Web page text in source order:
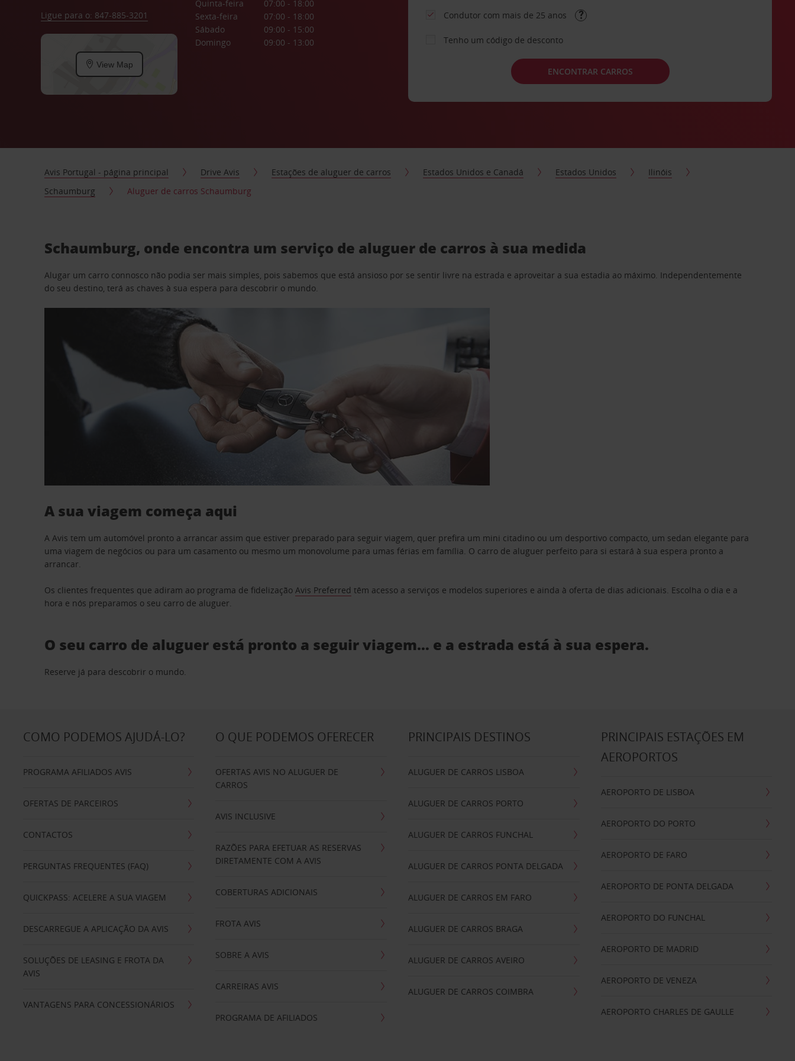
Ligue para o: 847-885-3201
View Map
Quinta-feira
07:00 - 18:00
Sexta-feira
07:00 - 18:00
Sábado
09:00 - 15:00
Domingo
09:00 - 13:00
Condutor com mais de 25 anos
Tenho um código de desconto
ENCONTRAR CARROS
Avis Portugal - página principal Drive Avis Estações de aluguer de carros Estados Unidos e Canadá Estados Unidos
Ilinóis
Schaumburg
Aluguer de carros Schaumburg
Schaumburg, onde encontra um serviço de aluguer de carros à sua medida
Alugar um carro connosco não podia ser mais simples, pois sabemos que está ansioso por se sentir livre na estrada e aproveitar a sua estadia ao máximo. Independentemente
do seu destino, terá as chaves à sua espera para descobrir o mundo.
A sua viagem começa aqui
A Avis tem um automóvel pronto a arrancar assim que estiver preparado para seguir viagem, quer prefira um mini citadino ou um desportivo compacto, um sedan elegante para
uma viagem de negócios ou para um casamento ou mesmo um monovolume para umas férias em família. O carro de aluguer perfeito para si estará à sua espera pronto a
arrancar.
Os clientes frequentes que adiram ao programa de fidelizaçãoAvis Preferred têm acesso a serviços e modelos superiores e ainda à oferta de dias adicionais. Escolha o dia e a
hora e nós preparamos o seu carro de aluguer.
O seu carro de aluguer está pronto a seguir viagem… e a estrada está à sua espera.
Reserve já para descobrir o mundo.
COMO PODEMOS AJUDÁ-LO?
PROGRAMA AFILIADOS AVIS
OFERTAS DE PARCEIROS
CONTACTOS
PERGUNTAS FREQUENTES (FAQ)
QUICKPASS: ACELERE A SUA VIAGEM
DESCARREGUE A APLICAÇÃO DA AVIS
SOLUÇÕES DE LEASING E FROTA DA
AVIS
VANTAGENS PARA CONCESSIONÁRIOS
O QUE PODEMOS OFERECER
OFERTAS AVIS NO ALUGUER DE
CARROS
AVIS INCLUSIVE
RAZÕES PARA EFETUAR AS RESERVAS
DIRETAMENTE COM A AVIS
COBERTURAS ADICIONAIS
FROTA AVIS
SOBRE A AVIS
CARREIRAS AVIS
PROGRAMA DE AFILIADOS
PRINCIPAIS DESTINOS
ALUGUER DE CARROS LISBOA
ALUGUER DE CARROS PORTO
ALUGUER DE CARROS FUNCHAL
ALUGUER DE CARROS PONTA DELGADA
ALUGUER DE CARROS EM FARO
ALUGUER DE CARROS BRAGA
ALUGUER DE CARROS AVEIRO
ALUGUER DE CARROS COIMBRA
PRINCIPAIS ESTAÇÕES EM
AEROPORTOS
AEROPORTO DE LISBOA
AEROPORTO DO PORTO
AEROPORTO DE FARO
AEROPORTO DE PONTA DELGADA
AEROPORTO DO FUNCHAL
AEROPORTO DE MADRID
AEROPORTO DE VENEZA
AEROPORTO CHARLES DE GAULLE